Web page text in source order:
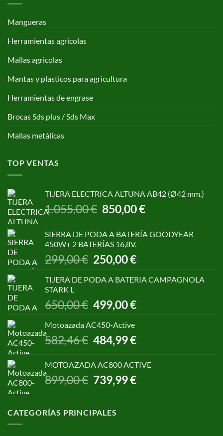
Mangueras
Herramientas agricolas
Mallas agricolas
Mantas y plasticos para agricultura
Herramientas de engrase
Brocas Sds plus / Sds Max
Mallas metálicas
TOP VENTAS
TIJERA ELECTRICA ALTUNA AB42 (Ø42 mm.)
1.055,00€ El
precio
era:
1.055,00 €.
850,00€El
precio
es:
SIERRA DE PODA A BATERÍA GOODYEAR
450W+ 2 BATERÍAS 16,8V.
299,00€ El
precio
original
299,00 €.
250,00€El
precio
actual
250,00 €.
TIJERA DE PODA A BATERIA CAMPAGNOLA
STARK L
650,00€
El
precio
original
650,00 €.
499,00€El
precio
499,00 €.
Motoazada AC450-Active
582,46€
El
precio
era:
582,46 €.
484,99€El
precio
es:
484,99 €.
MOTOAZADA AC800 ACTIVE
899,00€ El
precio
era:
899,00 €.
739,99€El
precio
CATEGORÍAS PRINCIPALES